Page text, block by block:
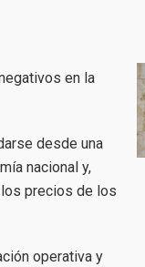
en la
desde una
nacional y,
precios de los
operativa y